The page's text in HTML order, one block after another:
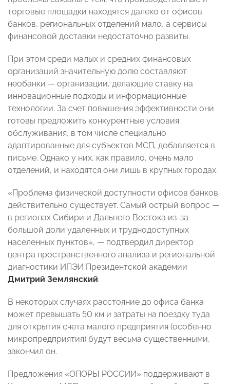
торговые площадки находятся далеко от офисов
банков, региональных отделений мало, а сервисы
финансовой доставки недостаточно развиты.
При этом среди малых и средних финансовых
организаций значительную долю составляют
необанки — организации, делающие ставку на
инновационные подходы и информационные
технологии. За счет повышения эффективности они
готовы предложить конкурентные условия
обслуживания, в том числе специально
адаптированные для субъектов МСП, добавляется в
письме. Однако у них, как правило, очень мало
отделений, и находятся они лишь в крупных городах.
«Проблема физической доступности офисов банков
действительно существует. Самый острый вопрос —
в регионах Сибири и Дальнего Востока из-за
большой доли удаленных и труднодоступных
населенных пунктов», — подтвердил директор
центра пространственного анализа и региональной
диагностики ИПЭИ Президентской академии
Дмитрий Землянский.
В некоторых случаях расстояние до офиса банка
может превышать 50 км и затраты на поездку туда
для открытия счета малого предприятия (особенно
микропредприятия) будут весьма существенными,
закончил он.
Предложения «ОПОРЫ РОССИИ» поддерживают в